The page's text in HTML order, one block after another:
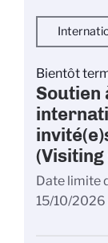
Bientôt
Soutien
Date limite
15/10/2026